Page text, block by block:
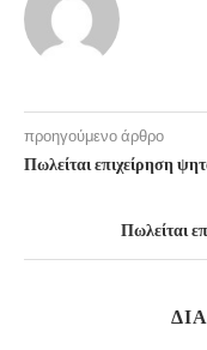
προηγούμενο άρθρο
Πωλείται επιχείρηση
Πωλείται